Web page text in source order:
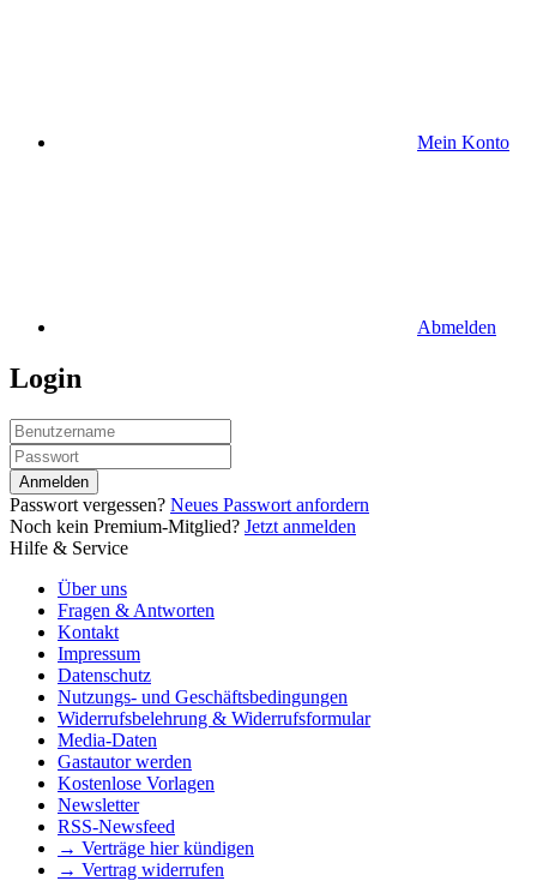
Mein Konto
Abmelden
Login
Anmelden
Passwort vergessen? Neues Passwort anfordern
Noch kein Premium-Mitglied? Jetzt anmelden
Hilfe & Service
Über uns
Fragen & Antworten
Kontakt
Impressum
Datenschutz
Nutzungs- und Geschäftsbedingungen
Widerrufsbelehrung & Widerrufsformular
Media-Daten
Gastautor werden
Kostenlose Vorlagen
Newsletter
RSS-Newsfeed
→ Verträge hier kündigen
→ Vertrag widerrufen